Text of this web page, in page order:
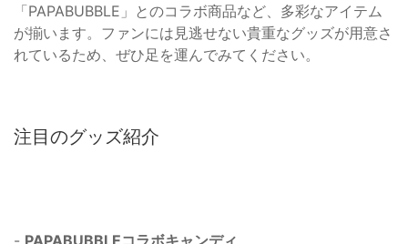
「PAPABUBBLE」とのコラボ商品など、多彩なアイテム
が揃います。ファンには見逃せない貴重なグッズが用意さ
れているため、ぜひ足を運んでみてください。
注目のグッズ紹介
- PAPABUBBLEコラボキャンディ